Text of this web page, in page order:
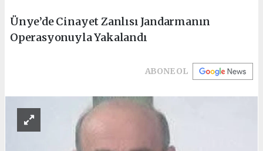
Ünye’de Cinayet Zanlısı Jandarmanın
Operasyonuyla Yakalandı
ABONE OL